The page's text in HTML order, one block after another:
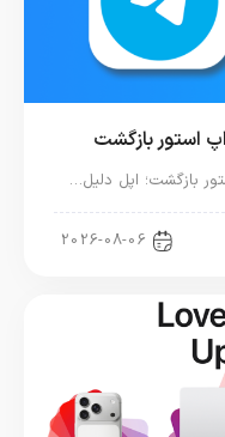
استور بازگشت
بازگشت؛ اپل دلیل…
2026-08-06